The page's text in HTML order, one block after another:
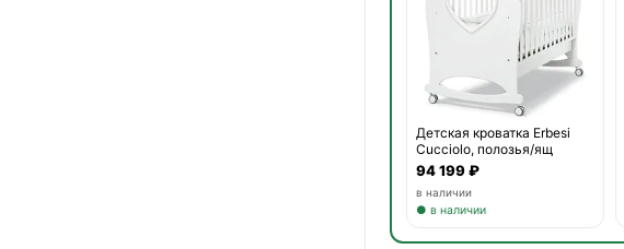
Детская кроватка Erbesi
Cucciolo, полозья/ящ
94 199 ₽
в наличии
● в наличии